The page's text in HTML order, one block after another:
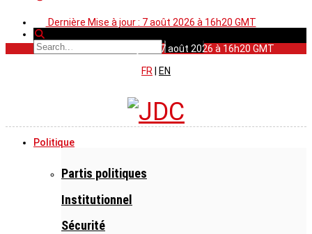
Dernière Mise à jour : 7 août 2026 à 16h20 GMT
Dernière Mise à jour : 7 août 2026 à 16h20 GMT
FR
EN
Politique
Partis politiques
Institutionnel
Sécurité